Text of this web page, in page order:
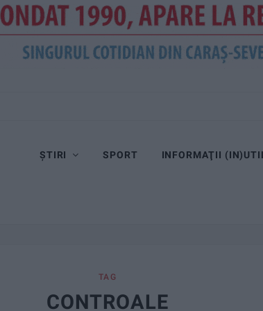
ȘTIRI SPORT INFORMAŢII
TAG
CONTROALE